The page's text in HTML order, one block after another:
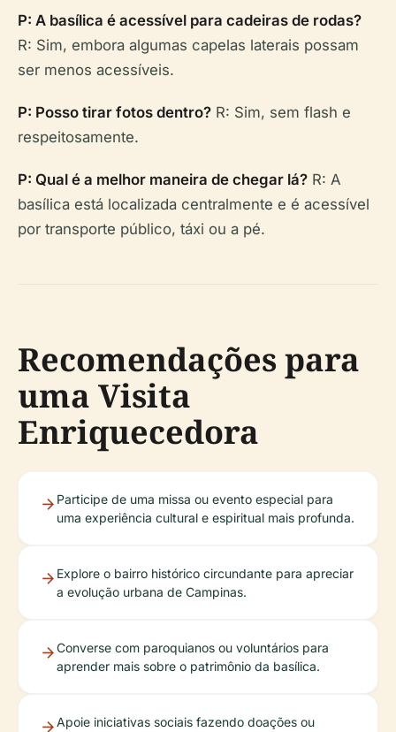
P: A basílica é acessível para cadeiras de rodas?
R: Sim, embora algumas capelas laterais possam
ser menos acessíveis.
P: Posso tirar fotos dentro? R: Sim, sem flash e
respeitosamente.
P: Qual é a melhor maneira de chegar lá? R: A
basílica está localizada centralmente e é acessível
por transporte público, táxi ou a pé.
Recomendações para
uma Visita
Enriquecedora
Participe de uma missa ou evento especial para
uma experiência cultural e espiritual mais profunda.
Explore o bairro histórico circundante para apreciar
a evolução urbana de Campinas.
Converse com paroquianos ou voluntários para
aprender mais sobre o patrimônio da basílica.
Apoie iniciativas sociais fazendo doações ou